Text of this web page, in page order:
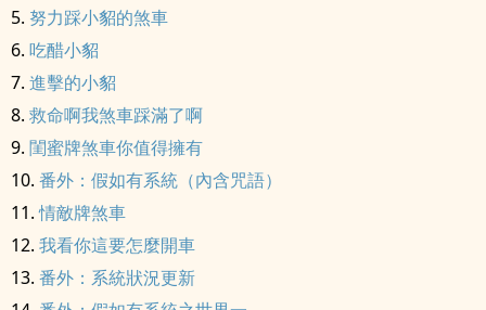
努力踩小貂的煞車
吃醋小貂
進擊的小貂
救命啊我煞車踩滿了啊
閨蜜牌煞車你值得擁有
番外：假如有系統（內含咒語）
情敵牌煞車
我看你這要怎麼開車
番外：系統狀況更新